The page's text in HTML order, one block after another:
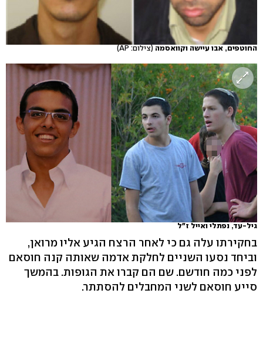
החוטפים, אבו עיישה וקוואסמה(צילום: AP)
גיל-עד, נפתלי ואייל ז"ל
בחקירתו עלה גם כי לאחר הרצח הגיע אליו מרואן,
וביחד נסעו השניים לחלקת אדמה שאותה קנה חוסאם
לפני כמה חודשם. שם הם קברו את הגופות. בהמשך
סייע חוסאם לשני המחבלים להסתתר.